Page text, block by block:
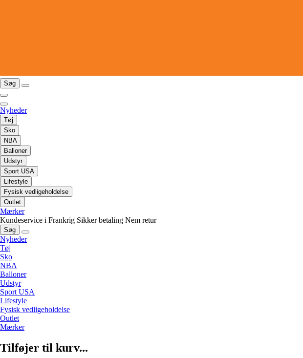
Søg
Nyheder
Tøj
Sko
NBA
Balloner
Udstyr
Sport USA
Lifestyle
Fysisk vedligeholdelse
Outlet
Mærker
Kundeservice i Frankrig Sikker betaling Nem retur
Søg
Nyheder
Tøj
Sko
NBA
Balloner
Udstyr
Sport USA
Lifestyle
Fysisk vedligeholdelse
Outlet
Mærker
Tilføjer til kurv...